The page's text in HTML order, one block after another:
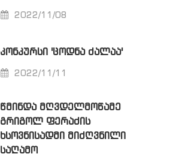
2022/11/08
ᲙᲝᲜᲙᲣᲠᲡᲘ 'ᲪᲝᲓᲜᲐ ᲫᲐᲚᲐᲐ'
2022/11/11
ᲬᲛᲘᲜᲓᲐ ᲛᲦᲕᲓᲔᲚᲛᲝᲬᲐᲛᲔ
ᲒᲠᲘᲒᲝᲚ ᲤᲔᲠᲐᲫᲘᲡ
ᲮᲡᲝᲕᲜᲘᲡᲐᲓᲛᲘ ᲛᲘᲫᲦᲕᲜᲘᲚᲘ
ᲡᲐᲦᲐᲛᲝ